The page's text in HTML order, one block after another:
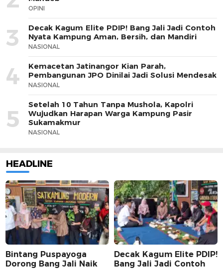
OPINI
3
Decak Kagum Elite PDIP! Bang Jali Jadi Contoh
Nyata Kampung Aman, Bersih, dan Mandiri
NASIONAL
4
Kemacetan Jatinangor Kian Parah,
Pembangunan JPO Dinilai Jadi Solusi Mendesak
NASIONAL
5
Setelah 10 Tahun Tanpa Mushola, Kapolri
Wujudkan Harapan Warga Kampung Pasir
Sukamakmur
NASIONAL
HEADLINE
Bintang Puspayoga
Dorong Bang Jali Naik
Decak Kagum Elite PDIP!
Bang Jali Jadi Contoh